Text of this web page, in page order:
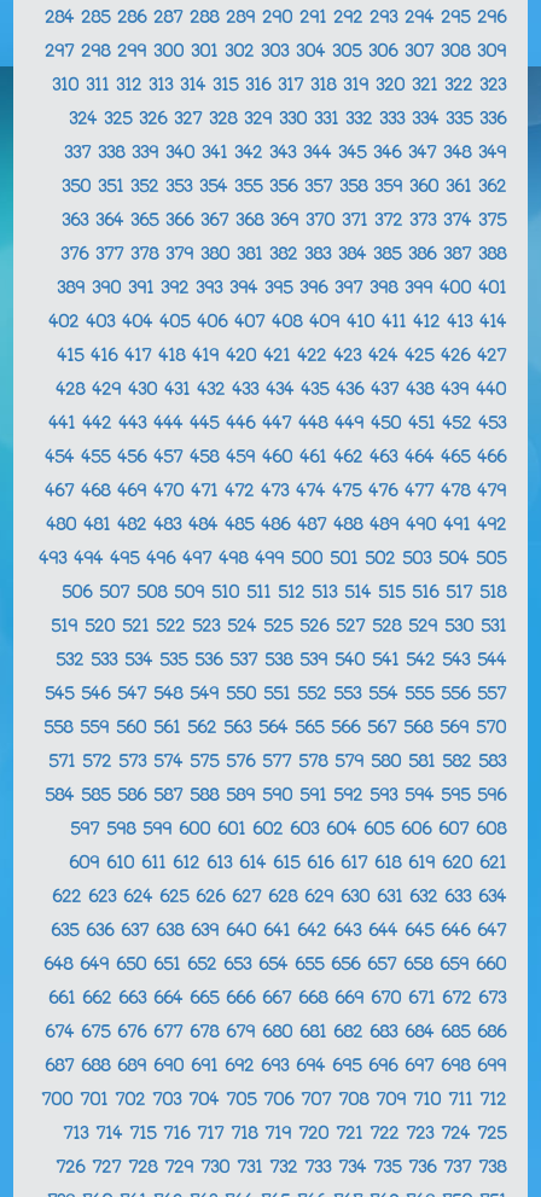
284 285 286 287 288 289 290 291 292 293 294 295 296
297 298 299 300 301 302 303 304 305 306 307 308 309
310 311 312 313 314 315 316 317 318 319 320 321 322 323
324 325 326 327 328 329 330 331 332 333 334 335 336
337 338 339 340 341 342 343 344 345 346 347 348 349
350 351 352 353 354 355 356 357 358 359 360 361 362
363 364 365 366 367 368 369 370 371 372 373 374 375
376 377 378 379 380 381 382 383 384 385 386 387 388
389 390 391 392 393 394 395 396 397 398 399 400 401
402 403 404 405 406 407 408 409 410 411 412 413 414
415 416 417 418 419 420 421 422 423 424 425 426 427
428 429 430 431 432 433 434 435 436 437 438 439 440
441 442 443 444 445 446 447 448 449 450 451 452 453
454 455 456 457 458 459 460 461 462 463 464 465 466
467 468 469 470 471 472 473 474 475 476 477 478 479
480 481 482 483 484 485 486 487 488 489 490 491 492
493 494 495 496 497 498 499 500 501 502 503 504 505
506 507 508 509 510 511 512 513 514 515 516 517 518
519 520 521 522 523 524 525 526 527 528 529 530 531
532 533 534 535 536 537 538 539 540 541 542 543 544
545 546 547 548 549 550 551 552 553 554 555 556 557
558 559 560 561 562 563 564 565 566 567 568 569 570
571 572 573 574 575 576 577 578 579 580 581 582 583
584 585 586 587 588 589 590 591 592 593 594 595 596
597 598 599 600 601 602 603 604 605 606 607 608
609 610 611 612 613 614 615 616 617 618 619 620 621
622 623 624 625 626 627 628 629 630 631 632 633 634
635 636 637 638 639 640 641 642 643 644 645 646 647
648 649 650 651 652 653 654 655 656 657 658 659 660
661 662 663 664 665 666 667 668 669 670 671 672 673
674 675 676 677 678 679 680 681 682 683 684 685 686
687 688 689 690 691 692 693 694 695 696 697 698 699
700 701 702 703 704 705 706 707 708 709 710 711 712
713 714 715 716 717 718 719 720 721 722 723 724 725
726 727 728 729 730 731 732 733 734 735 736 737 738